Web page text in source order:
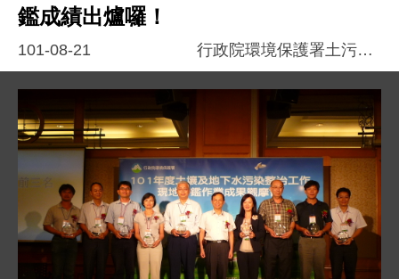
鑑成績出爐囉！
101-08-21 行政院環境保護署土污基管會